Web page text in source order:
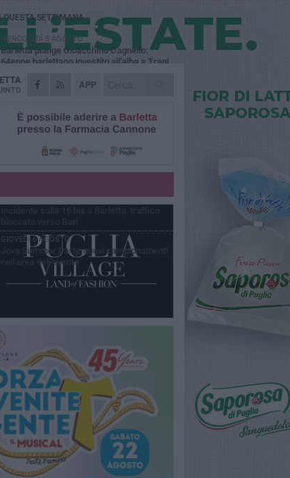
APP
QUESTA SETTIMANA
MERCOLEDÌ 5 AGOSTO
Barletta piange Gioacchino Dagnello:
64enne barlettano investito all'alba a Trani
GIOVEDÌ 6 AGOSTO
Il ricordo di "Cecco", il benzinaio col
dalla pensione»
MERCOLEDÌ 5 AGOSTO
Jova Summer Party, giovedì mattina
DOMENICA 2 AGOSTO
Beni confiscati alla mafia. Nasce il servizio
VENERDÌ 7 AGOSTO
GIOVEDÌ 6 AGOSTO
Jova Summer Party, nuovi campionamenti
nell'area dell'evento